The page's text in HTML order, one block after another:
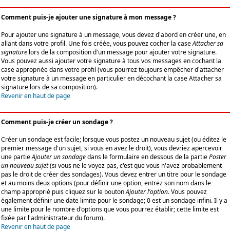
Comment puis-je ajouter une signature à mon message ?
Pour ajouter une signature à un message, vous devez d'abord en créer une, en
allant dans votre profil. Une fois créée, vous pouvez cocher la caseAttacher sa
signature lors de la composition d'un message pour ajouter votre signature.
Vous pouvez aussi ajouter votre signature à tous vos messages en cochant la
case appropriée dans votre profil (vous pourrez toujours empêcher d'attacher
votre signature à un message en particulier en décochant la case Attacher sa
signature lors de sa composition).
Revenir en haut de page
Comment puis-je créer un sondage ?
Créer un sondage est facile; lorsque vous postez un nouveau sujet (ou éditez le
premier message d'un sujet, si vous en avez le droit), vous devriez apercevoir
une partieAjouter un sondagedans le formulaire en dessous de la partiePoster
un nouveau sujet(si vous ne le voyez pas, c'est que vous n'avez probablement
pas le droit de créer des sondages). Vous devez entrer un titre pour le sondage
et au moins deux options (pour définir une option, entrez son nom dans le
champ approprié puis cliquez sur le boutonAjouter l'option. Vous pouvez
également définir une date limite pour le sondage; 0 est un sondage infini. Il y a
une limite pour le nombre d'options que vous pourrez établir; cette limite est
fixée par l'administrateur du forum).
Revenir en haut de page